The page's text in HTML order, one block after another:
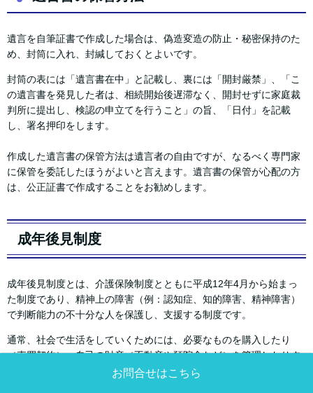
お問合せはこちら
遺言を自筆証書で作成した場合は、偽造変造の防止・秘密保持のた
め、封筒に入れ、封緘しておくとよいです。
封筒の表には「遺言書在中」と記載し、裏には「開封厳禁」、「こ
の遺言書を発見した者は、相続開始後遅滞なく、開封せずに家庭裁
判所に提出し、検認の申立てを行うこと」の旨、「日付」を記載
し、署名押印をします。
作成した遺言書の保管方法は遺言者の自由ですが、なるべく専門家
に保管を委託したほうがよいと言えます。遺言書の保管が心配の方
は、公正証書で作成することをお勧めします。
成年後見制度
成年後見制度とは、介護保険制度とともに平成12年4月から始まっ
た制度であり、精神上の障害（例：認知症、知的障害、精神障害）
で判断能力の不十分な人を保護し、支援する制度です。
通常、社会で生活をしていくためには、必要なものを購入したり
（売買契約）、自己の財産（不動産や預貯金など）を管理したりす
ることが求められますが、十分な判断能力が備わっていなければ、